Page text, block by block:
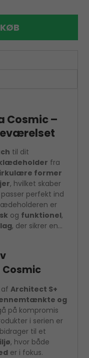
KØB
Cosmic –
til dit
fra
former
, hvilket skaber
passer perfekt ind
er
og funktionel,
, der sikrer en
afArchitect S+
og
på kompromis
i serien er
til et
, hvor både
er i fokus.